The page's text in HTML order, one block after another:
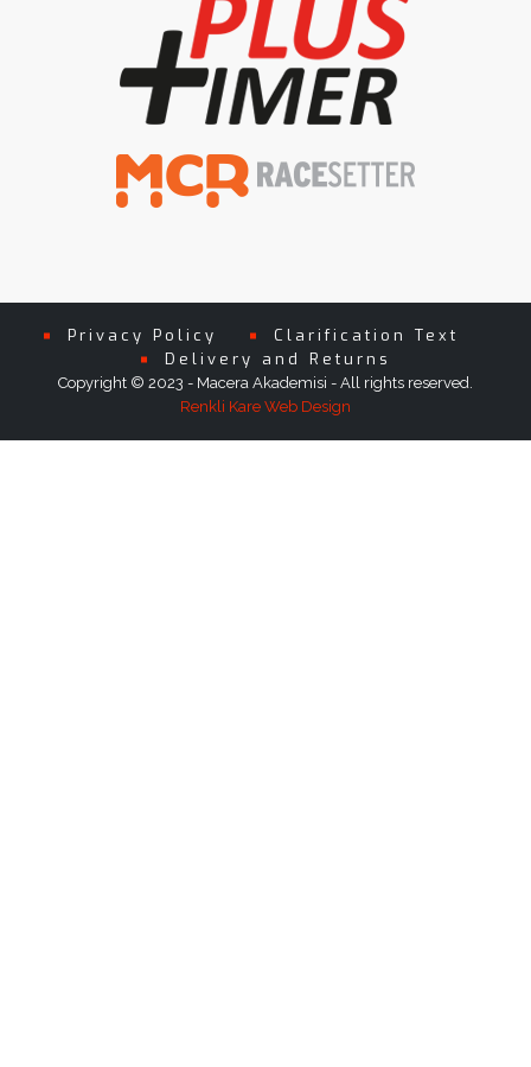
Privacy Policy
Clarification Text
Delivery and Returns
Copyright © 2023 - Macera Akademisi - All rights reserved.
Renkli Kare Web Design